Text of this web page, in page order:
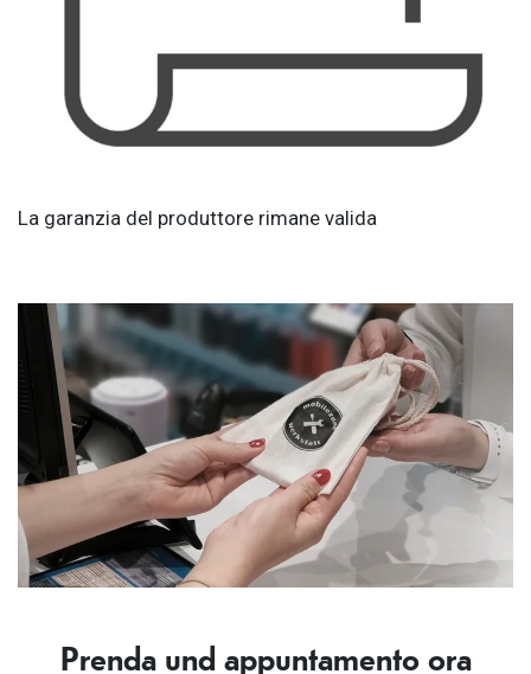
La garanzia del produttore rimane valida
Prenda und appuntamento ora